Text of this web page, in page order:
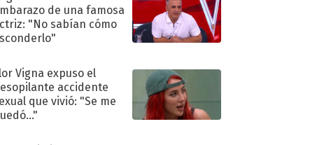
de una famosa
"No sabían cómo
Vigna expuso el
accidente
que vivió: "Se me